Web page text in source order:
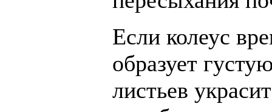
Если колеус
образует
листьев